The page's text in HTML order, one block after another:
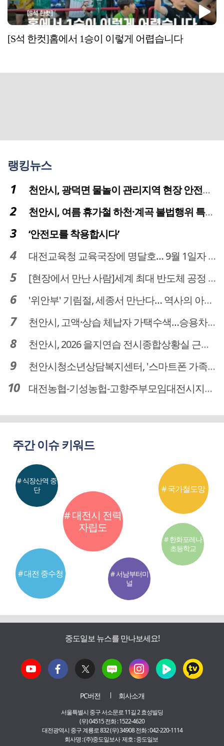
[S석 한컷]홈에서 1승이 이렇게 어렵습니다
랭킹뉴스
천안시, 광덕면 물놀이 관리지역 현장 안전점검 실시
천안시, 여름 휴가철 하천·계곡 불법행위 특별단속
‘안전모를 착용합시다’
대전교육청 교육국장에 명달호… 9월 1일자 181명 인사
[현장에서 만난 사람]세계 최대 반도체 공정 장비 제조 기업 ASML 한종호 매니저
'위안부' 기림절, 세종서 만난다… 역사의 아픔 치유, '평화의 장'
천안시, 고액·상습 체납자 가택수색…승용차 압류·공매 착수
천안시, 2026 을지연습 전시종합상황실 근무자 사전교육
천안시청소년상담복지센터, '스마트폰 가족치유캠프' 운영
대전농협-기성농헙-고향주부모임대전시지회, 이심점심 중식지원 봉사활동
주간 이슈 키워드
# 대전시 전력
자립도
# 대전 중수청
# 국가철도망
# 식장산역 중
단
# 서남부터미
널
# 한화포레나
초등학교
중도일보 뉴스를 만나보세요!
PC버전 회사소개
서울특별시 중구 서소문로 11길 2 효성빌딩
(우) 04515 전화 : 1522-4620
대전광역시 중구 계룡로 832 (우) 34908 전화 : 042-220-1114
회사명 : (주)중도일보사 제호 : 중도일보